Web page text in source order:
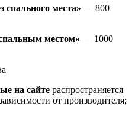
спального места» — 800
местом» — 1000
на сайте распространяется
от производителя;